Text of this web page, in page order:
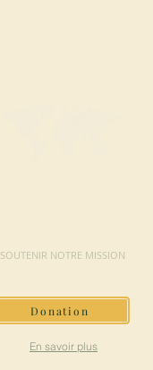
SOUTENIR NOTRE MISSION
Donation
En savoir plus